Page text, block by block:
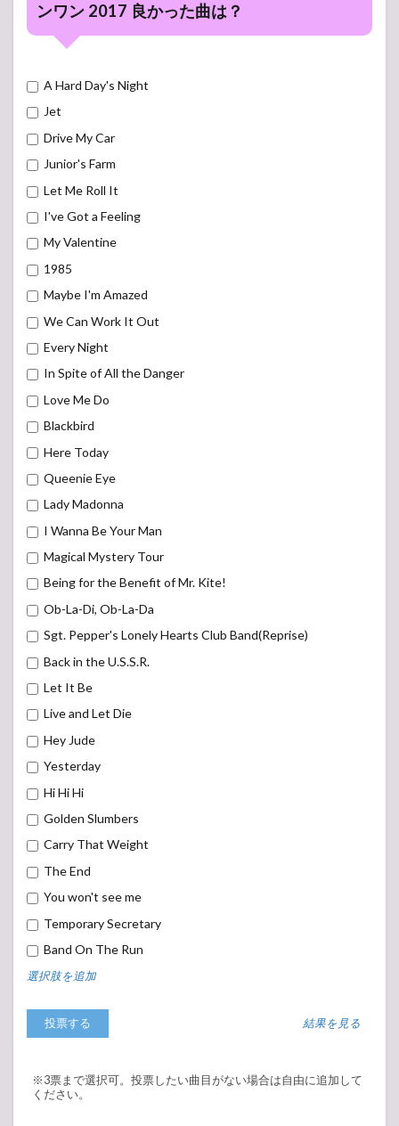
ンワン 2017 良かった曲は？
A Hard Day's Night
Jet
Drive My Car
Junior's Farm
Let Me Roll It
I've Got a Feeling
My Valentine
1985
Maybe I'm Amazed
We Can Work It Out
Every Night
In Spite of All the Danger
Love Me Do
Blackbird
Here Today
Queenie Eye
Lady Madonna
I Wanna Be Your Man
Magical Mystery Tour
Being for the Benefit of Mr. Kite!
Ob-La-Di, Ob-La-Da
Sgt. Pepper's Lonely Hearts Club Band(Reprise)
Back in the U.S.S.R.
Let It Be
Live and Let Die
Hey Jude
Yesterday
Hi Hi Hi
Golden Slumbers
Carry That Weight
The End
You won't see me
Temporary Secretary
Band On The Run
選択肢を追加
結果を見る
※3票まで選択可。投票したい曲目がない場合は自由に追加して
ください。